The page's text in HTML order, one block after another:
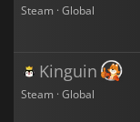
Steam · Global
Kinguin
Steam · Global